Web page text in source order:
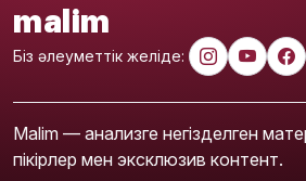
malim
Біз әлеуметтік желіде:
Malim — анализге негізделген
пікірлер мен эксклюзив контент.